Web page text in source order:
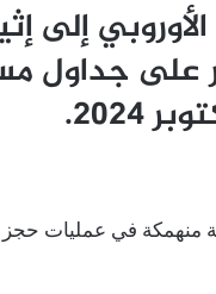
إلى
على جداول
منهمكة في عمليات